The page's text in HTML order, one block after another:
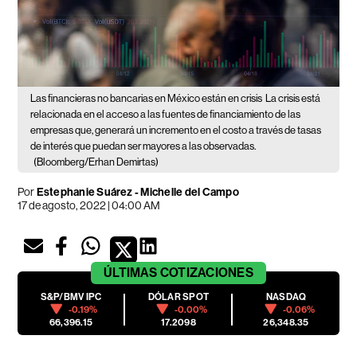
Las financieras no bancarias en México están en crisis
La crisis está
relacionada en el acceso a las fuentes de financiamiento de las
empresas que, generará un incremento en el costo a través de tasas
de interés que puedan ser mayores a las observadas.
(Bloomberg/Erhan Demirtas)
PorEstephanie Suárez-Michelle del Campo
17 de agosto, 2022 | 04:00 AM
ÚLTIMAS COTIZACIONES
S&P/BMV IPC
-0.19%
66,396.15
DÓLAR SPOT
-0.00%
17.2098
NASDAQ
-0.06%
26,348.35